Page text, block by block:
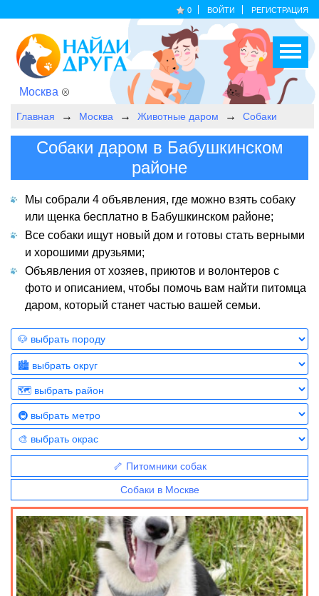
0 ВОЙТИ РЕГИСТРАЦИЯ
Москва
Главная Москва Животные даром Собаки
Собаки даром в Бабушкинском
районе
Мы собрали 4 объявления, где можно взять собаку
или щенка бесплатно в Бабушкинском районе;
Все собаки ищут новый дом и готовы стать верными
и хорошими друзьями;
Объявления от хозяев, приютов и волонтеров с
фото и описанием, чтобы помочь вам найти питомца
даром, который станет частью вашей семьи.
🦴 Питомники собак
Собаки в Москве